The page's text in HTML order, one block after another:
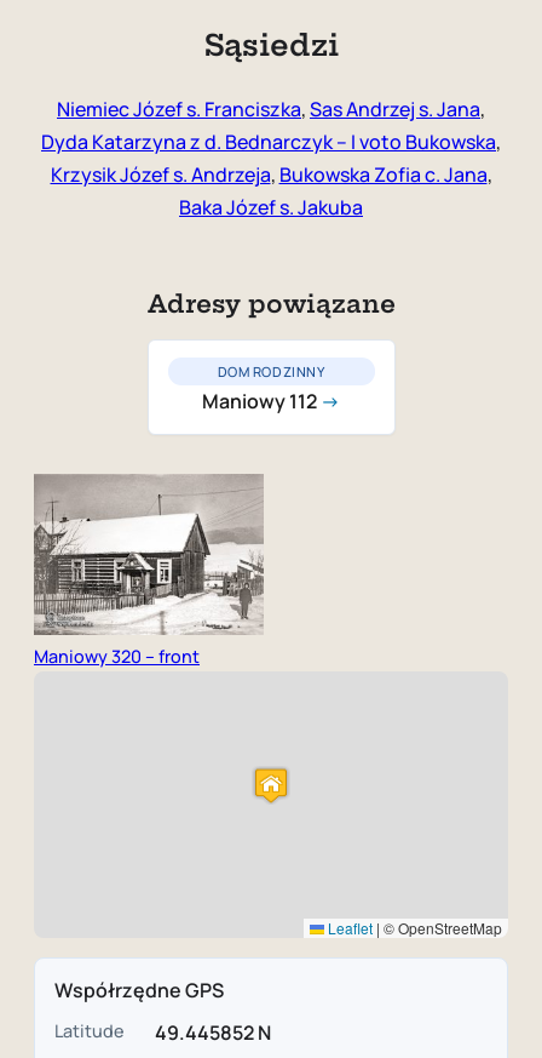
Sąsiedzi
Niemiec Józef s. Franciszka,Sas Andrzej s. Jana,
Dyda Katarzyna z d. Bednarczyk – I voto Bukowska,
Krzysik Józef s. Andrzeja, Bukowska Zofia c. Jana,
Baka Józef s. Jakuba
Adresy powiązane
DOM RODZINNY
Maniowy 112 →
Maniowy 320 – front
Leaflet | © OpenStreetMap
Współrzędne GPS
Latitude 49.445852 N